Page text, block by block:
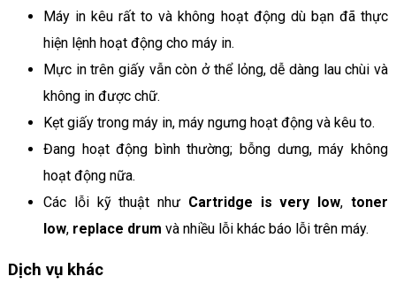
Máy in kêu rất to và không hoạt động dù bạn đã thực
hiện lệnh hoạt động cho máy in.
Mực in trên giấy vẫn còn ở thể lỏng, dễ dàng lau chùi và
không in được chữ.
Kẹt giấy trong máy in, máy ngưng hoạt động và kêu to.
Đang hoạt động bình thường; bỗng dưng, máy không
hoạt động nữa.
Các lỗi kỹ thuật như Cartridge is very low,toner
low, replace drum và nhiều lỗi khác báo lỗi trên máy.
Dịch vụ khác